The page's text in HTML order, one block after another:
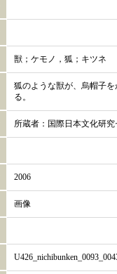
獣；ケモノ，狐；キツネ
狐のような獣が、烏帽子
る。
所蔵者：国際日本文化研
2006
画像